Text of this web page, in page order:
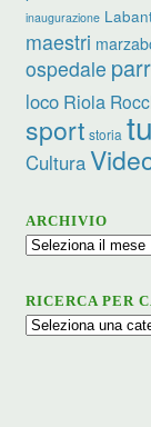
inaugurazione
maestri
ospedale
loco Riola
sport storia
Cultura
ARCHIVIO
Archivio
RICERCA PER
Ricerca